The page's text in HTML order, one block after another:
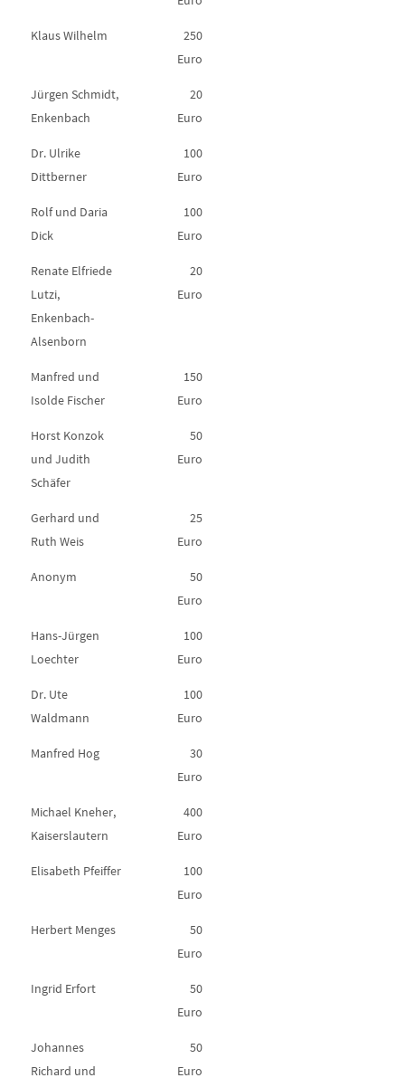
Klaus Wilhelm
250
Euro
Jürgen Schmidt,
Enkenbach
20
Euro
Dr. Ulrike
Dittberner
100
Euro
Rolf und Daria
Dick
100
Euro
Renate Elfriede
Lutzi,
Enkenbach-
Alsenborn
20
Euro
Manfred und
Isolde Fischer
150
Euro
Horst Konzok
und Judith
Schäfer
50
Euro
Gerhard und
Ruth Weis
25
Euro
Anonym
50
Euro
Hans-Jürgen
Loechter
100
Euro
Dr. Ute
Waldmann
100
Euro
Manfred Hog
30
Euro
Michael Kneher,
Kaiserslautern
400
Euro
Elisabeth Pfeiffer
100
Euro
Herbert Menges
50
Euro
Ingrid Erfort
50
Euro
Johannes
Richard und
50
Euro